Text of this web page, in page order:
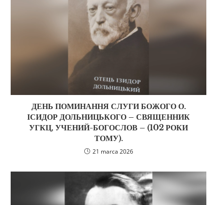
ДЕНЬ ПОМИНАННЯ СЛУГИ БОЖОГО О.
ІСИДОР ДОЛЬНИЦЬКОГО – СВЯЩЕННИК
УГКЦ, УЧЕНИЙ-БОГОСЛОВ – (102 РОКИ
ТОМУ).
21 marca 2026